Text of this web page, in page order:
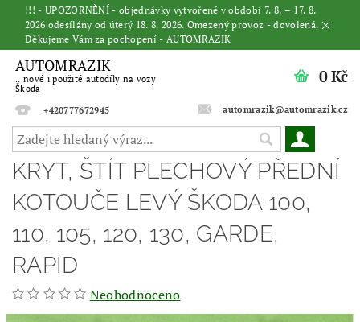
!!! - UPOZORNĚNÍ - objednávky vytvořené v období 7. 8. – 17. 8.
2026 odesílány od úterý 18. 8. 2026. Omezený provoz - dovolená.
Děkujeme Vám za pochopení - AUTOMRAZIK
AUTOMRAZIK
...nové i použité autodíly na vozy
Škoda
+420777672945
automrazik@automrazik.cz
0 Kč
KRYT, ŠTÍT PLECHOVÝ PŘEDNÍ
KOTOUČE LEVÝ ŠKODA 100,
110, 105, 120, 130, GARDE,
RAPID
Neohodnoceno